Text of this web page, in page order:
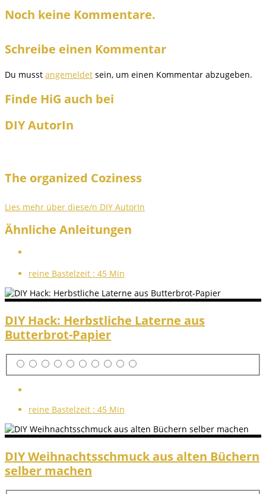
Noch keine Kommentare.
Schreibe einen Kommentar
Du musst angemeldet sein, um einen Kommentar abzugeben.
Finde HiG auch bei
DIY AutorIn
The organized Coziness
Lies mehr über diese/n DIY AutorIn
Ähnliche Anleitungen
reine Bastelzeit : 45 Min
DIY Hack: Herbstliche Laterne aus
Butterbrot-Papier
reine Bastelzeit : 45 Min
DIY Weihnachtsschmuck aus alten Büchern
selber machen